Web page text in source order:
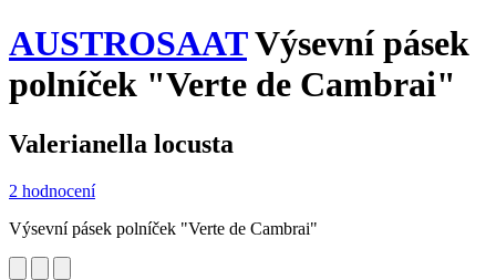
AUSTROSAATVýsevní pásek
polníček "Verte de Cambrai"
Valerianella locusta
2 hodnocení
Výsevní pásek polníček "Verte de Cambrai"